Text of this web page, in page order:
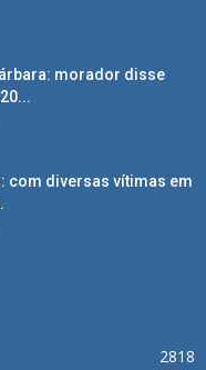
morador disse
com diversas vítimas em
2818